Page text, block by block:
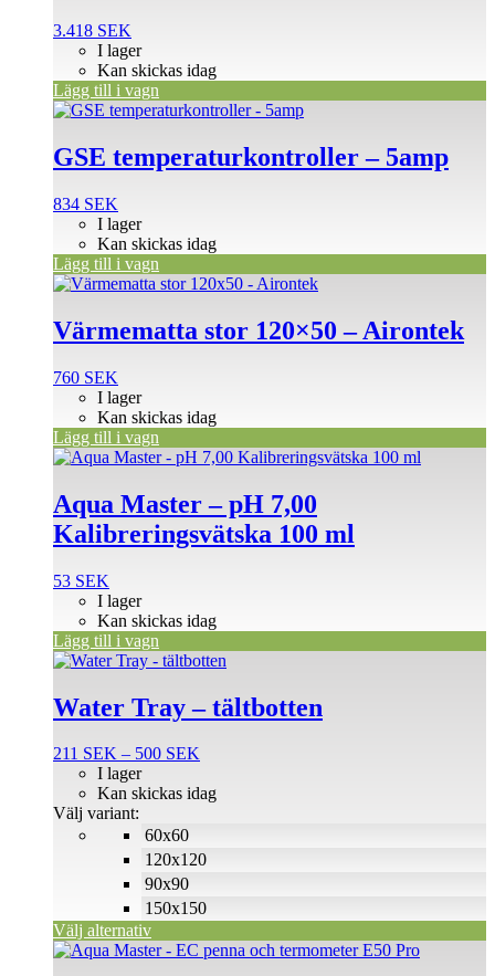
3.418 SEK
I lager
Kan skickas idag
Lägg till i vagn
GSE temperaturkontroller – 5amp
834 SEK
I lager
Kan skickas idag
Lägg till i vagn
Värmematta stor 120×50 – Airontek
760 SEK
I lager
Kan skickas idag
Lägg till i vagn
Aqua Master – pH 7,00
Kalibreringsvätska 100 ml
53 SEK
I lager
Kan skickas idag
Lägg till i vagn
Water Tray – tältbotten
211 SEK – 500 SEK
till
60x60
120x120
90x90
150x150
I lager
Kan skickas idag
Välj variant:
Välj alternativ
Den
produkten
har
varianter.
olika
alternativen